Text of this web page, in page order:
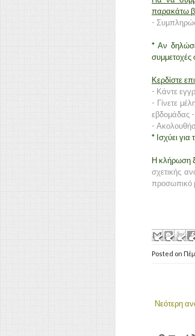
παρακάτω
-
* Αν
Κερδίστε
- Κάντε
- Γίνετε
εβδομάδας
-
* Ισχύει
Η κλήρωση
σχετικής
προσωπικό
Posted on
Νεότερη